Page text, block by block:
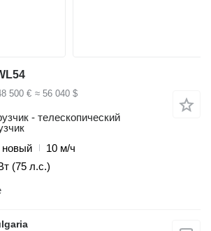
500 € ≈ 56 040 $
- телескопический
новый
10 м/ч
(75 л.с.)